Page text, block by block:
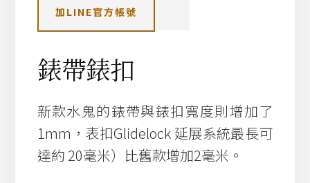
加LINE官方帳號
錶帶錶扣
新款水鬼的錶帶與錶扣寬度則增加了
1mm，表扣Glidelock 延展系統最長可
達約 20毫米）比舊款增加2毫米。